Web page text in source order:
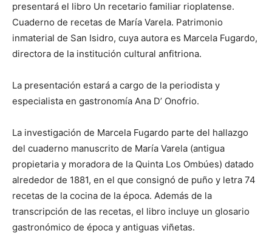
presentará el libro Un recetario familiar rioplatense.
Cuaderno de recetas de María Varela. Patrimonio
inmaterial de San Isidro, cuya autora es Marcela Fugardo,
directora de la institución cultural anfitriona.
La presentación estará a cargo de la periodista y
especialista en gastronomía Ana D’ Onofrio.
La investigación de Marcela Fugardo parte del hallazgo
del cuaderno manuscrito de María Varela (antigua
propietaria y moradora de la Quinta Los Ombúes) datado
alrededor de 1881, en el que consignó de puño y letra 74
recetas de la cocina de la época. Además de la
transcripción de las recetas, el libro incluye un glosario
gastronómico de época y antiguas viñetas.